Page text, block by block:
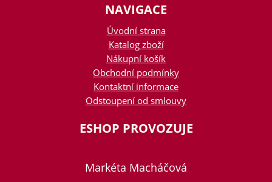
NAVIGACE
Úvodní strana
Katalog zboží
Nákupní košík
Obchodní podmínky
Kontaktní informace
Odstoupení od smlouvy
ESHOP PROVOZUJE
Markéta Macháčová